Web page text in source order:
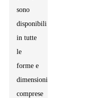
sono
disponibili
in tutte
le
forme e
dimensioni,
comprese